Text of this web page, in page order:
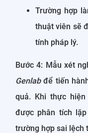
Trường hợp
thuật viên sẽ
tính pháp lý.
Bước 4: Mẫu xét
Genlabđể tiến
quả. Khi thực hiện
được phân tích
trường hợp sai lệch